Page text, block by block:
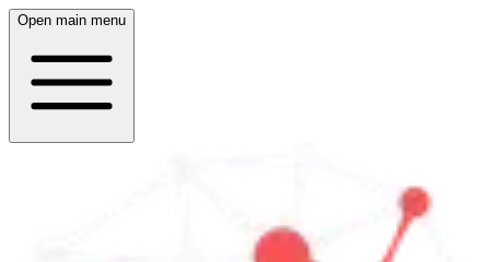
Open main menu